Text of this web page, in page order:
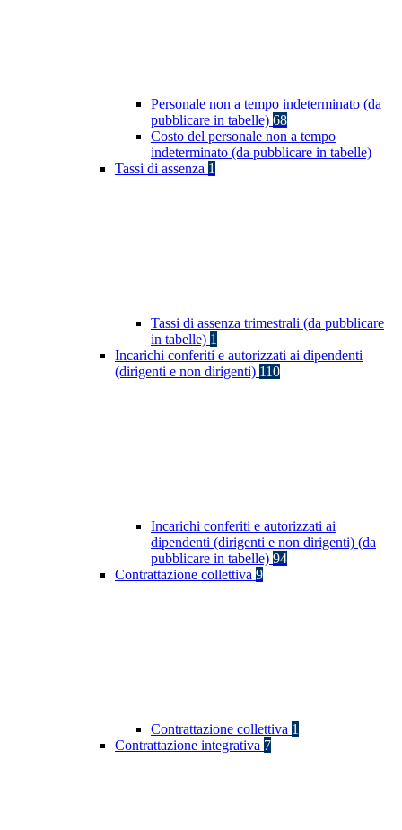
Personale non a tempo indeterminato (da
pubblicare in tabelle) 68
Costo del personale non a tempo
indeterminato (da pubblicare in tabelle)
Tassi di assenza 1
Tassi di assenza trimestrali (da pubblicare
in tabelle) 1
Incarichi conferiti e autorizzati ai dipendenti
(dirigenti e non dirigenti) 110
Incarichi conferiti e autorizzati ai
dipendenti (dirigenti e non dirigenti) (da
pubblicare in tabelle) 94
Contrattazione collettiva 9
Contrattazione collettiva 1
Contrattazione integrativa 7